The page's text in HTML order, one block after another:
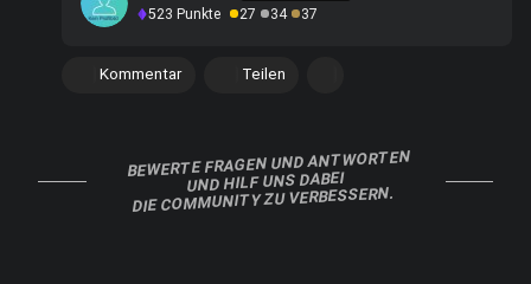
523 Punkte 27 34 37
Kommentar Teilen
BEWERTE FRAGEN UND ANTWORTEN
UND HILF UNS DABEI
DIE COMMUNITY ZU VERBESSERN.